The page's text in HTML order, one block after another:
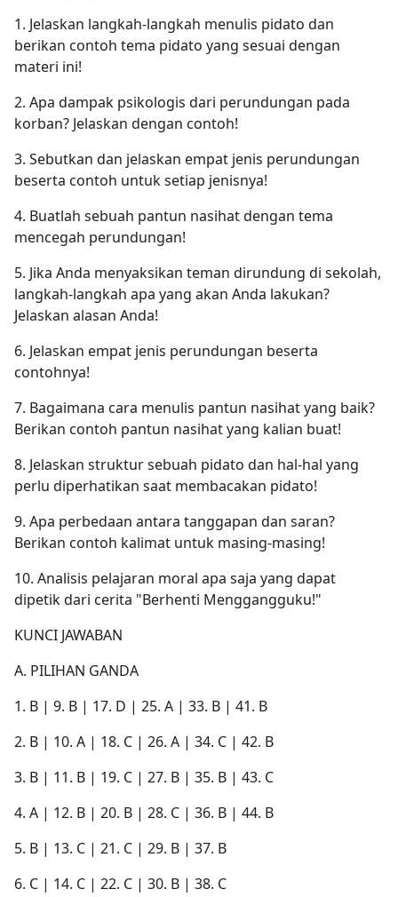
1. Jelaskan langkah-langkah menulis pidato dan
berikan contoh tema pidato yang sesuai dengan
materi ini!
2. Apa dampak psikologis dari perundungan pada
korban? Jelaskan dengan contoh!
3. Sebutkan dan jelaskan empat jenis perundungan
beserta contoh untuk setiap jenisnya!
4. Buatlah sebuah pantun nasihat dengan tema
mencegah perundungan!
5. Jika Anda menyaksikan teman dirundung di sekolah,
langkah-langkah apa yang akan Anda lakukan?
Jelaskan alasan Anda!
6. Jelaskan empat jenis perundungan beserta
contohnya!
7. Bagaimana cara menulis pantun nasihat yang baik?
Berikan contoh pantun nasihat yang kalian buat!
8. Jelaskan struktur sebuah pidato dan hal-hal yang
perlu diperhatikan saat membacakan pidato!
9. Apa perbedaan antara tanggapan dan saran?
Berikan contoh kalimat untuk masing-masing!
10. Analisis pelajaran moral apa saja yang dapat
dipetik dari cerita "Berhenti Menggangguku!"
KUNCI JAWABAN
A. PILIHAN GANDA
1. B | 9. B | 17. D | 25. A | 33. B | 41. B
2. B | 10. A | 18. C | 26. A | 34. C | 42. B
3. B | 11. B | 19. C | 27. B | 35. B | 43. C
4. A | 12. B | 20. B | 28. C | 36. B | 44. B
5. B | 13. C | 21. C | 29. B | 37. B
6. C | 14. C | 22. C | 30. B | 38. C